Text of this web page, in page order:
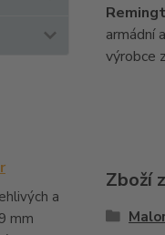
a
mm
armádní
výrobce
Zboží